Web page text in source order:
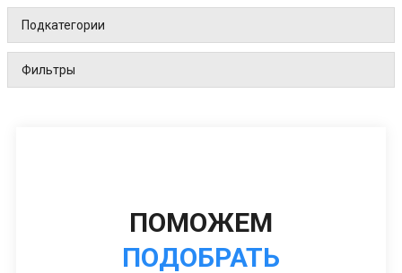
Подкатегории
Фильтры
ПОМОЖЕМ
ПОДОБРАТЬ